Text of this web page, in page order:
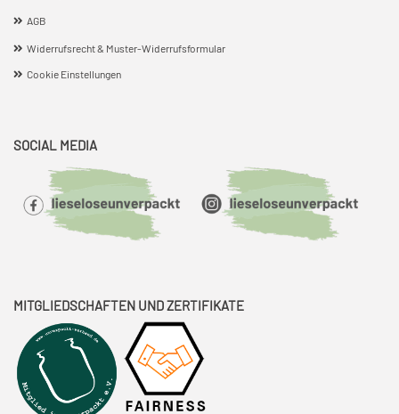
AGB
Widerrufsrecht & Muster-Widerrufsformular
Cookie Einstellungen
SOCIAL MEDIA
MITGLIEDSCHAFTEN UND ZERTIFIKATE